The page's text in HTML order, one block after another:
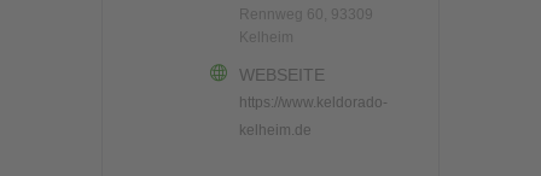
Rennweg 60, 93309
Kelheim
WEBSEITE
https://www.keldorado-
kelheim.de